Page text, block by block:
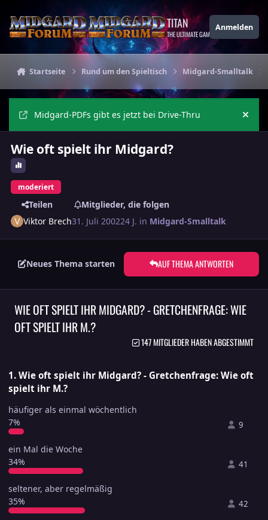
TITAN
THE ULTIMATE GAMING THEME
Anmelden
Startseite Rund um den Spieltisch Midgard-Smalltalk
Midgard-PDFs gibt es jetzt bei Drive-Thru
Wie oft spielt ihr Midgard?
moderiert
Teilen
Mitglieder, die folgen
Viktor Brech31. Juli 200224 J. in Midgard-Smalltalk
Neues Thema starten AUF THEMA ANTWORTEN
WIE OFT SPIELT IHR MIDGARD? - GRETCHENFRAGE: WIE
OFT SPIELT IHR M.?
147 MITGLIEDER HABEN ABGESTIMMT
1. Wie oft spielt ihr Midgard? - Gretchenfrage: Wie oft
spielt ihr M.?
häufiger als einmal wöchentlich
7%
9
ein Mal die Woche
34%
41
seltener, aber regelmäßig
35%
42